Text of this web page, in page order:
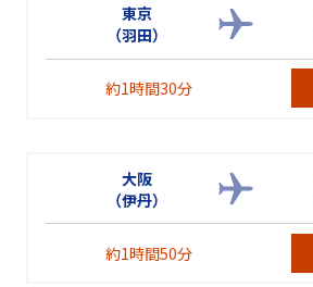
東京
（羽田）
約1時間30分
大阪
（伊丹）
約1時間50分